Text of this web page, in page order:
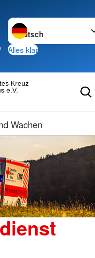
Sprache wechseln zu
Alles klar
e.V.
Kreuz
Wachen